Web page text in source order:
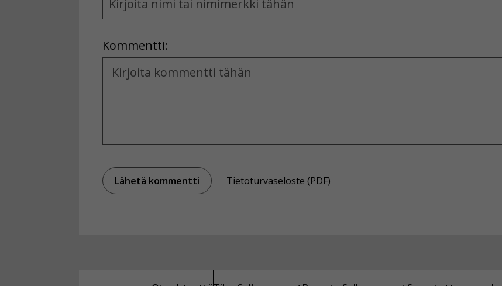
and
Kommentti:
Kommentti
Tietoturvaseloste (PDF)